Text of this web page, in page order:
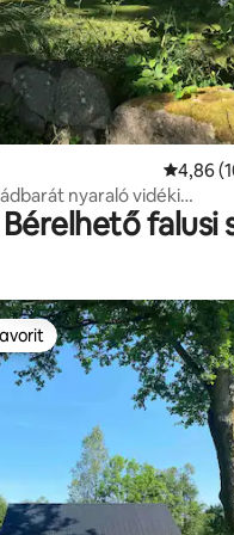
Átlagos
4,86
nyaraló vidéki
Bérelhető falusi